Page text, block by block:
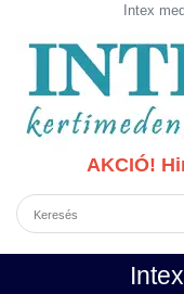
Intex
AKCIÓ!